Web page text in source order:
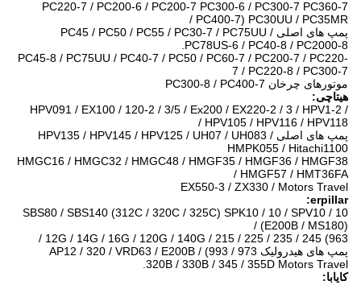
PC220-7 / PC200-6 / PC200-7 PC300-6 / PC300-7 PC360-7
PC400-7) PC30UU / PC35MR /
پمپ های اصلی PC45 / PC50 / PC55 / PC30-7 / PC75UU /
PC78US-6 / PC40-8 / PC2000-8.
PC45-8 / PC75UU / PC40-7 / PC50 / PC60-7 / PC200-7 / PC220-
7 / PC220-8 / PC300-7
موتورهای چرخان PC300-8 / PC400-7
هیتاچی:
HPV091 / EX100 / 120-2 / 3/5 / Ex200 / EX220-2 / 3 / HPV1-2 /
HPV105 / HPV116 / HPV118 /
پمپ های اصلی HPV135 / HPV145 / HPV125 / UH07 / UH083 /
HMPK055 / Hitachi1100
HMGC16 / HMGC32 / HMGC48 / HMGF35 / HMGF36 / HMGF38
/ HMGF57 / HMT36FA
EX550-3 / ZX330 / Motors Travel
erpillar:
SBS80 / SBS140 (312C / 320C / 325C) SPK10 / 10 / SPV10 / 10
(E200B / MS180) /
12G / 14G / 16G / 120G / 140G / 215 / 225 / 235 / 245 (963 /
پمپ های هیدرولیک 973 / 993) / AP12 / 320 / VRD63 / E200B
320B / 330B / 345 / 355D Motors Travel.
کایابا: